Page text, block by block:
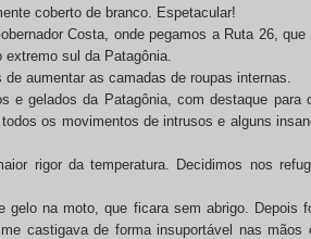
coberto de branco. Espetacular!
Costa, onde pegamos a Ruta 26,
sul da Patagônia.
aumentar as camadas de roupas internas.
gelados da Patagônia, com destaque para
os movimentos de intrusos e alguns
rigor da temperatura. Decidimos nos
gelo na moto, que ficara sem abrigo. Depois
castigava de forma insuportável nas